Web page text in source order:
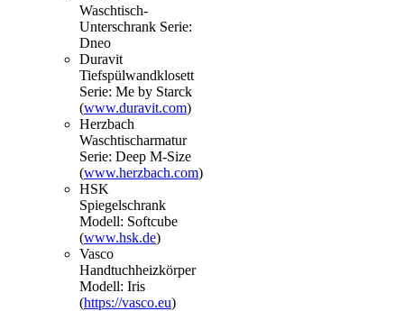
Waschtisch-
Unterschrank Serie:
Dneo
Duravit
Tiefspülwandklosett
Serie: Me by Starck
(www.duravit.com)
Herzbach
Waschtischarmatur
Serie: Deep M-Size
(www.herzbach.com)
HSK
Spiegelschrank
Modell: Softcube
(www.hsk.de)
Vasco
Handtuchheizkörper
Modell: Iris
(https://vasco.eu)